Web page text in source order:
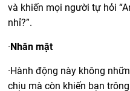
và khiến mọi người tự hỏi
nhỉ?”.
·Nhăn mặt
·Hành động này không
chịu mà còn khiến bạn